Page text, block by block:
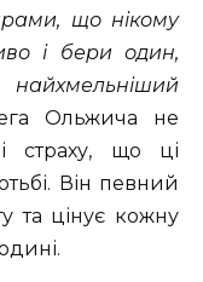
що нікому
і бери один,
Ольжича не
страху, що ці
Він певний
та цінує кожну